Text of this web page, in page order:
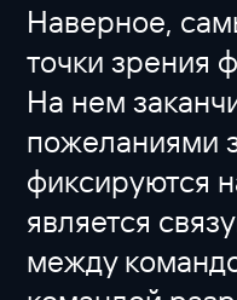
Наверное,
точки зрения
На нем
пожеланиями
фиксируются
является
между